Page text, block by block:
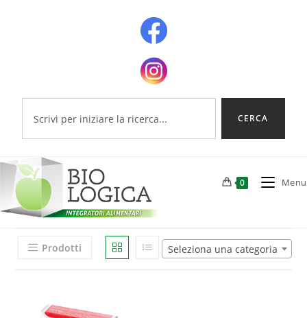
CERCA
0 Menu
Seleziona una categoria
Prodotti